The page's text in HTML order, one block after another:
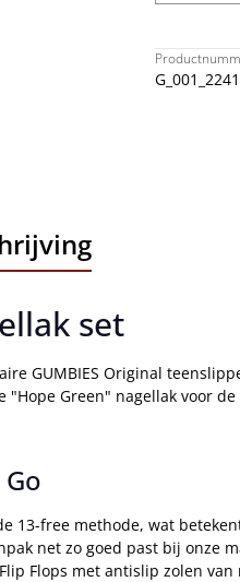
set
GUMBIES Original
Green" nagellak voor
13-free methode, wat
net zo goed past bij onze
Flops met antislip zolen